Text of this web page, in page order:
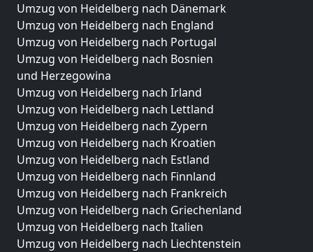
Umzug von Heidelberg nach Dänemark
Umzug von Heidelberg nach England
Umzug von Heidelberg nach Portugal
Umzug von Heidelberg nach Bosnien
und Herzegowina
Umzug von Heidelberg nach Irland
Umzug von Heidelberg nach Lettland
Umzug von Heidelberg nach Zypern
Umzug von Heidelberg nach Kroatien
Umzug von Heidelberg nach Estland
Umzug von Heidelberg nach Finnland
Umzug von Heidelberg nach Frankreich
Umzug von Heidelberg nach Griechenland
Umzug von Heidelberg nach Italien
Umzug von Heidelberg nach Liechtenstein